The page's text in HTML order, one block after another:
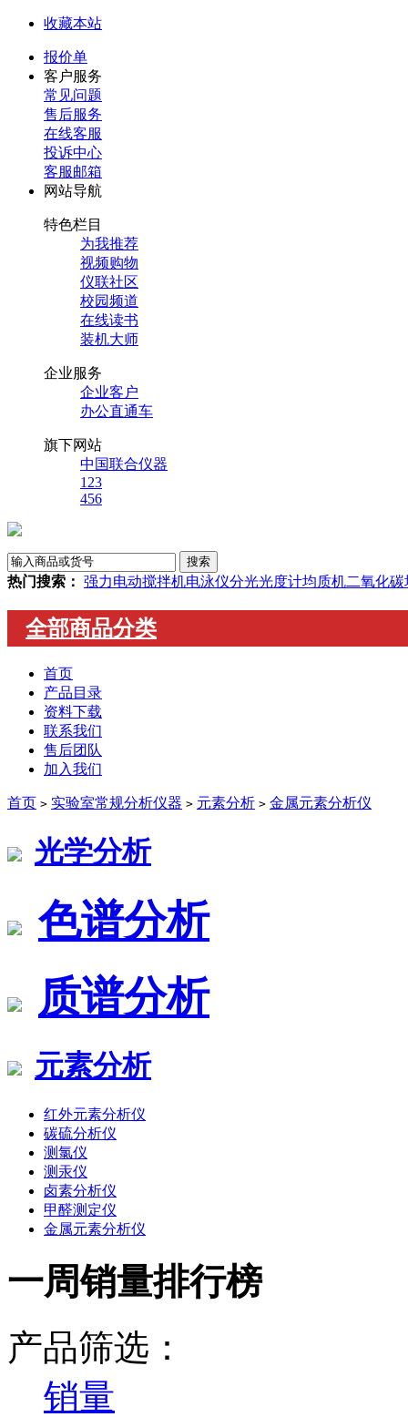
收藏本站
报价单
客户服务
常见问题
售后服务
在线客服
投诉中心
客服邮箱
网站导航
特色栏目
为我推荐
视频购物
仪联社区
校园频道
在线读书
装机大师
企业服务
企业客户
办公直通车
旗下网站
中国联合仪器
123
456
热门搜索： 强力电动搅拌机电泳仪分光光度计均质机二氧化
全部商品分类
首页
产品目录
资料下载
联系我们
售后团队
加入我们
首页 > 实验室常规分析仪器 > 元素分析 > 金属元素分析仪
光学分析
色谱分析
质谱分析
元素分析
红外元素分析仪
碳硫分析仪
测氯仪
测汞仪
卤素分析仪
甲醛测定仪
金属元素分析仪
一周销量排行榜
产品筛选：
销量